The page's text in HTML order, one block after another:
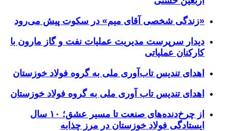
«زندگی شخصی آقای میم» در سکوت پیش می‌رود
دیدار سرپرست مدیریت عملیات نفت و گاز مارون با
کارکنان عملیاتی
اهدای تندیس تاب‌آوری ملی به گروه فولاد خوزستان
اهدای تندیس تاب آوری ملی به گروه فولاد خوزستان
از چرخ‌دنده‌های صنعت تا مسیر عشق؛ ۱۰ سال
ایستادگی فولاد خوزستان در مرز چذابه